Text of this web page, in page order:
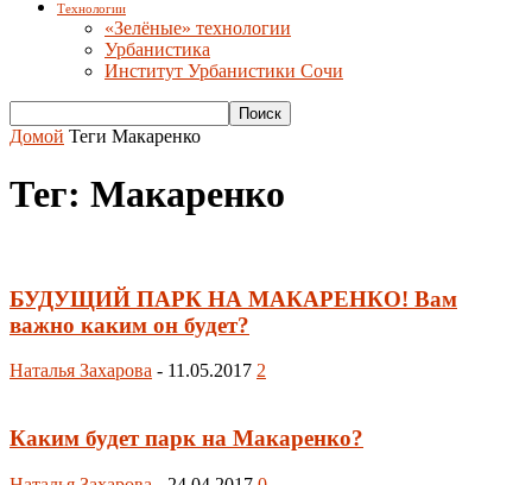
Технологии
«Зелёные» технологии
Урбанистика
Институт Урбанистики Сочи
Домой Теги Макаренко
Тег: Макаренко
БУДУЩИЙ ПАРК НА МАКАРЕНКО! Вам
важно каким он будет?
Наталья Захарова - 11.05.2017 2
Каким будет парк на Макаренко?